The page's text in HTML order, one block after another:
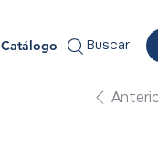
Catálogo Buscar